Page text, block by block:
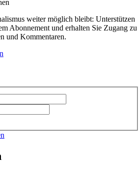
weiter möglich bleibt: Unterstützen
Abonnement und erhalten Sie Zugang zu
und Kommentaren.